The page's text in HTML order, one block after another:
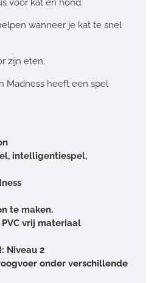
voor kat en hond.
wanneer je kat te snel
zijn eten.
Madness heeft een spel
intelligentiespel,
te maken.
PVC vrij materiaal
Niveau 2
onder verschillende